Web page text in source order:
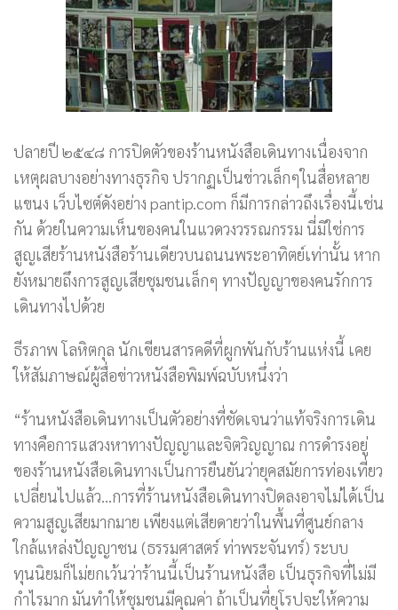
ปลายปี ๒๕๔๘ การปิดตัวของร้านหนังสือเดินทางเนื่องจาก
เหตุผลบางอย่างทางธุรกิจ ปรากฏเป็นข่าวเล็กๆในสื่อหลาย
แขนง เว็บไซต์ดังอย่าง pantip.com ก็มีการกล่าวถึงเรื่องนี้เช่น
กัน ด้วยในความเห็นของคนในแวดวงวรรณกรรม นี่มิใช่การ
สูญเสียร้านหนังสือร้านเดียวบนถนนพระอาทิตย์เท่านั้น หาก
ยังหมายถึงการสูญเสียชุมชนเล็กๆ ทางปัญญาของคนรักการ
เดินทางไปด้วย
ธีรภาพ โลหิตกุล นักเขียนสารคดีที่ผูกพันกับร้านแห่งนี้ เคย
ให้สัมภาษณ์ผู้สื่อข่าวหนังสือพิมพ์ฉบับหนึ่งว่า
“ร้านหนังสือเดินทางเป็นตัวอย่างที่ชัดเจนว่าแท้จริงการเดิน
ทางคือการแสวงหาทางปัญญาและจิตวิญญาณ การดำรงอยู่
ของร้านหนังสือเดินทางเป็นการยืนยันว่ายุคสมัยการท่องเที่ยว
เปลี่ยนไปแล้ว…การที่ร้านหนังสือเดินทางปิดลงอาจไม่ได้เป็น
ความสูญเสียมากมาย เพียงแต่เสียดายว่าในพื้นที่ศูนย์กลาง
ใกล้แหล่งปัญญาชน (ธรรมศาสตร์ ท่าพระจันทร์) ระบบ
ทุนนิยมก็ไม่ยกเว้นว่าร้านนี้เป็นร้านหนังสือ เป็นธุรกิจที่ไม่มี
กำไรมาก มันทำให้ชุมชนมีคุณค่า ถ้าเป็นที่ยุโรปจะให้ความ